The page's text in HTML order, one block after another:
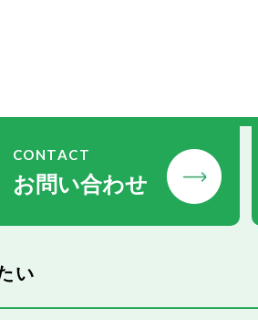
CONTACT
お問い合わせ
い